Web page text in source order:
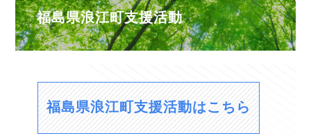
福島県浪江町支援活動
福島県浪江町支援活動はこちら